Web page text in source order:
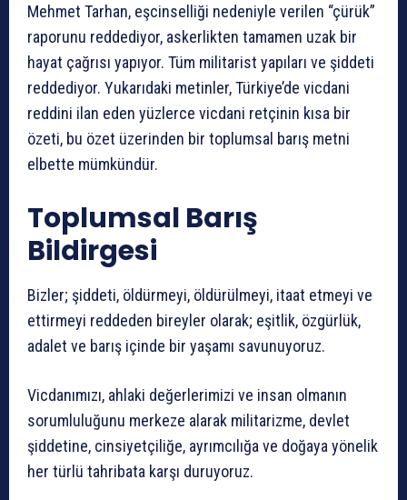
Mehmet Tarhan, eşcinselliği nedeniyle verilen “çürük”
raporunu reddediyor, askerlikten tamamen uzak bir
hayat çağrısı yapıyor. Tüm militarist yapıları ve şiddeti
reddediyor. Yukarıdaki metinler, Türkiye’de vicdani
reddini ilan eden yüzlerce vicdani retçinin kısa bir
özeti, bu özet üzerinden bir toplumsal barış metni
elbette mümkündür.
Toplumsal Barış
Bildirgesi
Bizler; şiddeti, öldürmeyi, öldürülmeyi, itaat etmeyi ve
ettirmeyi reddeden bireyler olarak; eşitlik, özgürlük,
adalet ve barış içinde bir yaşamı savunuyoruz.
Vicdanımızı, ahlaki değerlerimizi ve insan olmanın
sorumluluğunu merkeze alarak militarizme, devlet
şiddetine, cinsiyetçiliğe, ayrımcılığa ve doğaya yönelik
her türlü tahribata karşı duruyoruz.